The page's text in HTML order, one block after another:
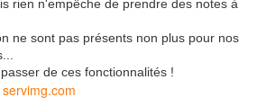
rien n'empêche de prendre des notes à
ne sont pas présents non plus pour nos
de ces fonctionnalités !